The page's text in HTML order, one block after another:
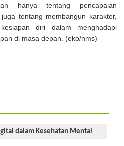
hanya tentang pencapaian
tentang membangun karakter,
diri dalam menghadapi
di masa depan. (eko/hms)
dalam Kesehatan Mental